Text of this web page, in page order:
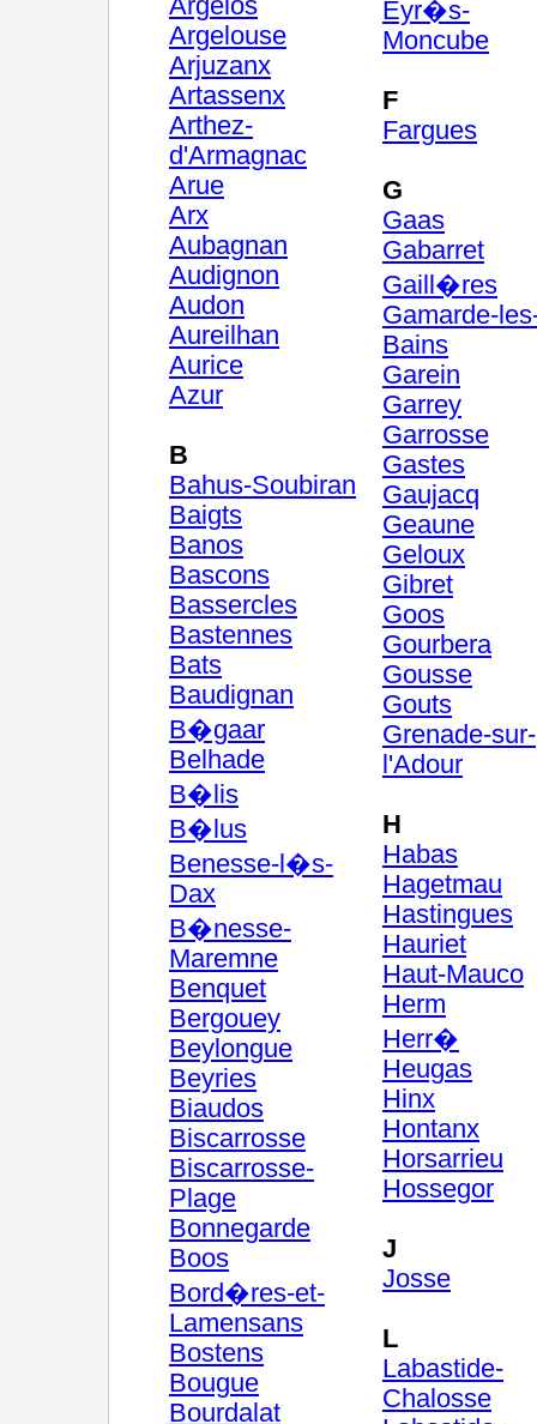
Argelos
Argelouse
Arjuzanx
Artassenx
Arthez-
d'Armagnac
Arue
Arx
Aubagnan
Audignon
Audon
Aureilhan
Aurice
Azur
B
Bahus-Soubiran
Baigts
Banos
Bascons
Bassercles
Bastennes
Bats
Baudignan
B�gaar
Belhade
B�lis
B�lus
Benesse-l�s-
Dax
B�nesse-
Maremne
Benquet
Bergouey
Beylongue
Beyries
Biaudos
Biscarrosse
Biscarrosse-
Plage
Bonnegarde
Boos
Bord�res-et-
Lamensans
Bostens
Bougue
Bourdalat
Eyr�s-
Moncube
F
Fargues
G
Gaas
Gabarret
Gaill�res
Gamarde-
Bains
Garein
Garrey
Garrosse
Gastes
Gaujacq
Geaune
Geloux
Gibret
Goos
Gourbera
Gousse
Gouts
Grenade-sur-
l'Adour
H
Habas
Hagetmau
Hastingues
Hauriet
Haut-Mauco
Herm
Herr�
Heugas
Hinx
Hontanx
Horsarrieu
Hossegor
J
Josse
L
Labastide-
Chalosse